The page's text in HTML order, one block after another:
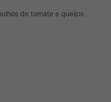
de tomate e queijos